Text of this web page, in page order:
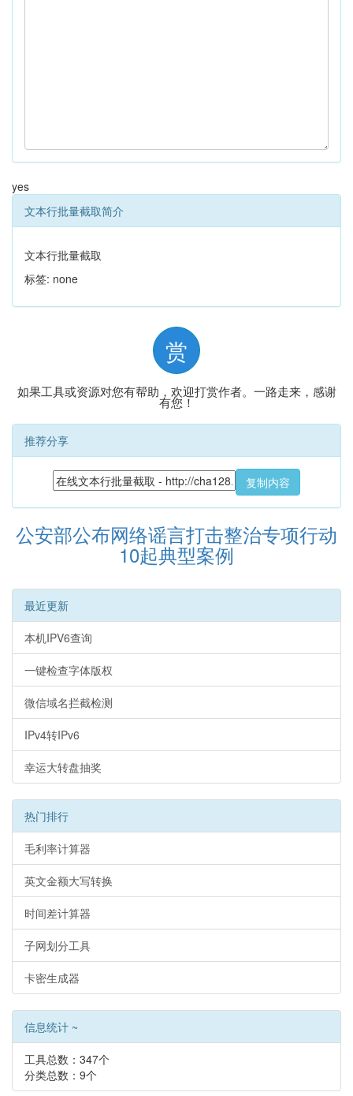
yes
文本行批量截取简介
文本行批量截取
标签: none
赏
如果工具或资源对您有帮助，欢迎打赏作者。一路走来，感谢
有您！
推荐分享
复制内容
公安部公布网络谣言打击整治专项行动
10起典型案例
最近更新
本机IPV6查询
一键检查字体版权
微信域名拦截检测
IPv4转IPv6
幸运大转盘抽奖
热门排行
毛利率计算器
英文金额大写转换
时间差计算器
子网划分工具
卡密生成器
信息统计 ~
工具总数：347个
分类总数：9个